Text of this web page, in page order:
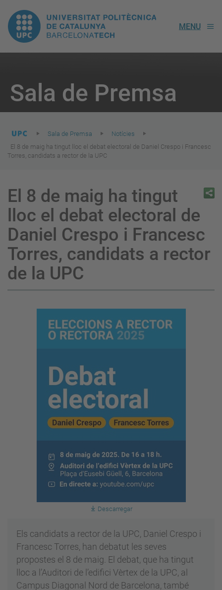
UPC.
Universitat
de
Catalunya
MENU
Sala de Premsa
here:
Sala de Premsa
Notícies
El 8 de maig ha tingut lloc el debat electoral de Daniel Crespo i Francesc
Torres, candidats a rector de la UPC
El 8 de maig ha tingut
lloc el debat electoral de
Daniel Crespo i Francesc
Torres, candidats a rector
de la UPC
Descarregar
Els candidats a rector de la UPC, Daniel Crespo i
Francesc Torres, han debatut les seves
propostes el 8 de maig. El debat, que ha tingut
lloc a l’Auditori de l’edifici Vèrtex de la UPC, al
Campus Diagonal Nord de Barcelona, també